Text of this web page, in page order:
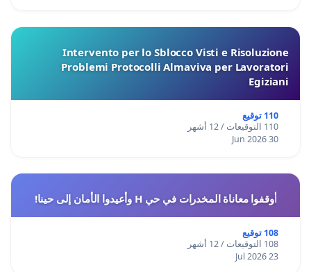
Intervento per lo Sblocco Visti e Risoluzione
Problemi Protocolli Almaviva per Lavoratori
Egiziani
110 توقيع
110 التوقيعات / 12 أشهر
30 Jun 2026
أوقفوا معاناة المخدرات في حي H وأعيدوا الأمان إلى حينا!
108 توقيع
108 التوقيعات / 12 أشهر
23 Jul 2026